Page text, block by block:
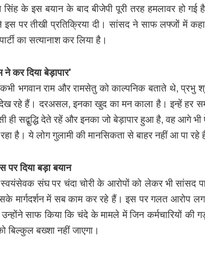
सिंह के इस बयान के बाद बीजेपी पूरी तरह हमलावर हो
इस पर तीखी प्रतिक्रिया दी। सांसद ने साफ लफ्जों में
का सत्यानाश कर लिया है।
ने कर दिया बेड़ापार'
भगवान राम और रामसेतु को काल्पनिक बताते थे, प्रभु
रहे हैं। दरअसल, इनका खुद का मन काला है। इन्हें हर
ही सद्बुद्धि देते रहें और इनका जो बेड़ापार हुआ है, वह आगे
रहा है। ये लोग गुलामी की मानसिकता से बाहर नहीं आ पा
दिया बड़ा बयान
स्वयंसेवक संघ पर चंदा चोरी के आरोपों को लेकर भी सांसद
मार्गदर्शन में सब काम कर रहे हैं। इस पर गलत आरोप
उन्होंने साफ किया कि चंदे के मामले में जिन कर्मचारियों
बिल्कुल बख्शा नहीं जाएगा।